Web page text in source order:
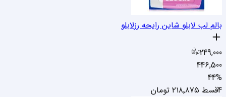
بالم لب لابلو شاین رایحه رزلابلو
249,000
446,500
44%
4قسط
۲۱۸٬۸۷۵ تومان